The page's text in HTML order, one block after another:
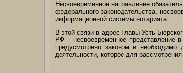
Несвоевременное направление
федерального законодательства,
информационной системы нотариата.
В этой связи в адрес Главы Усть-
РФ – несвоевременное представление
предусмотрено законом и
деятельности, которое для